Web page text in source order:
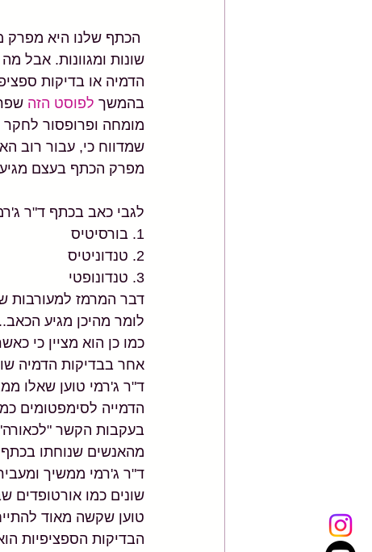
הכתף שלנו היא מפרק
שונות ומגוונות. אבל
הדמיה או בדיקות
בהמשך לפוסט הזה
מומחה ופרופסור
שמדווח כי, עבור רוב
מפרק הכתף בעצם
לגבי כאב בכתף ד"ר
1. בורסיטיס
2. טנדוניטיס
3. טנדונופטי
דבר המרמז למעורבות
לומר מהיכן מגיע
כמו כן הוא מציין כי
אחר בבדיקות הדמיה
ד"ר ג'רמי טוען שאלו
הדמייה לסימפטומים
מהאנשים שנוחתו
ד"ר ג'רמי ממשיך
שונים כמו אורטופדים
טוען שקשה מאוד
הבדיקות הספציפיות